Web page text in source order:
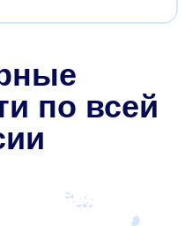
по всей